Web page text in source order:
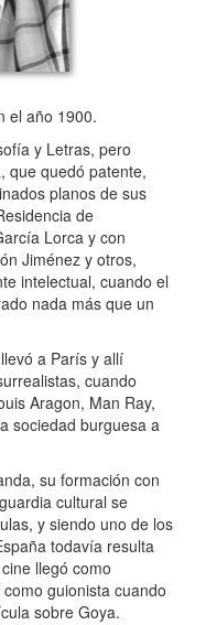
el año 1900.
y Letras, pero
que quedó patente,
planos de sus
de
Lorca y con
Jiménez y otros,
intelectual, cuando el
nada más que un
a París y allí
cuando
Aragon, Man Ray,
sociedad burguesa a
su formación con
cultural se
y siendo uno de los
todavía resulta
llegó como
guionista cuando
sobre Goya.